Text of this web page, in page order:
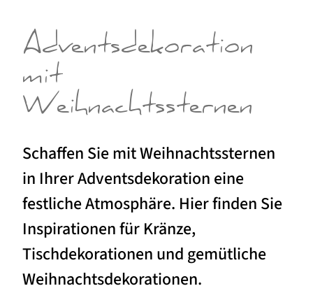
Adventsdekoration
mit
Weihnachtssternen
Schaffen Sie mit Weihnachtssternen
in Ihrer Adventsdekoration eine
festliche Atmosphäre. Hier finden Sie
Inspirationen für Kränze,
Tischdekorationen und gemütliche
Weihnachtsdekorationen.